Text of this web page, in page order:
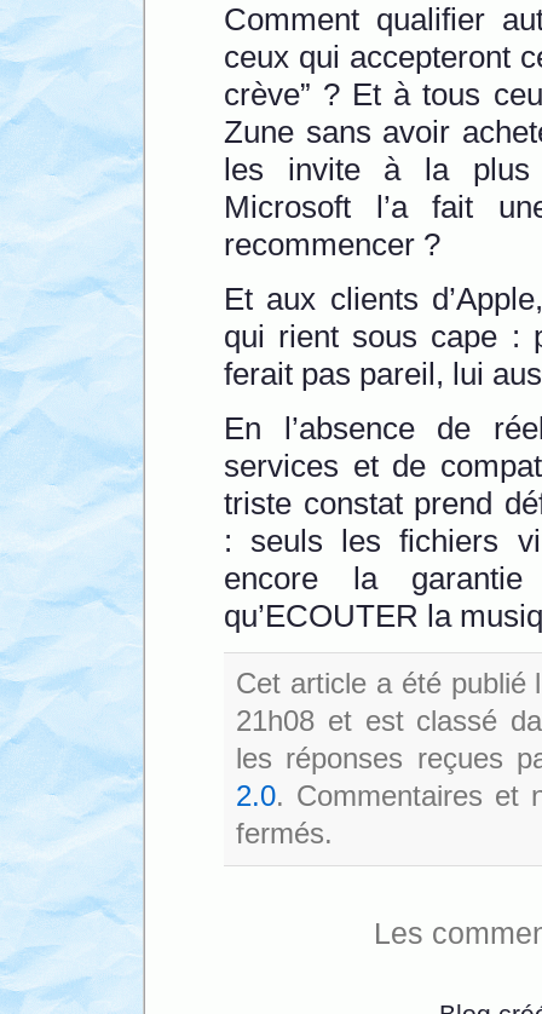
Comment qualifier
ceux qui accepteront
crève” ? Et à tous
Zune sans avoir
les invite à la plus
Microsoft l’a fait
recommencer ?
Et aux clients
qui rient sous cape :
ferait pas pareil, lui
En l’absence de
services et de
triste constat prend
: seuls les fichiers
encore la
qu’ECOUTER la
Cet article a été publié
21h08 et est classé
les réponses reçues
2.0. Commentaires et
fermés.
Les